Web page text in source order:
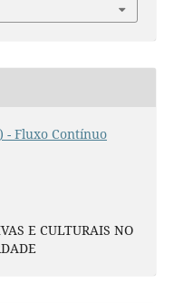
- Fluxo Contínuo
E CULTURAIS NO